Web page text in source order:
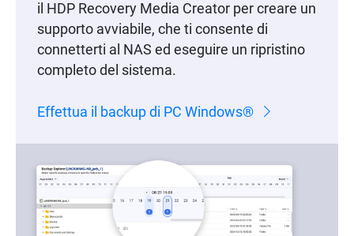
il HDP Recovery Media Creator per creare un
supporto avviabile, che ti consente di
connetterti al NAS ed eseguire un ripristino
completo del sistema.
Effettua il backup di PC Windows®